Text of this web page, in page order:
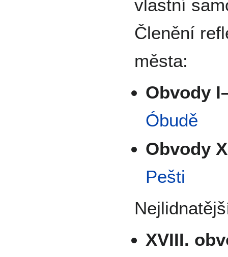
vlastní
Členění
města:
Obvody
Óbudě
Obvody
Pešti
XVIII.